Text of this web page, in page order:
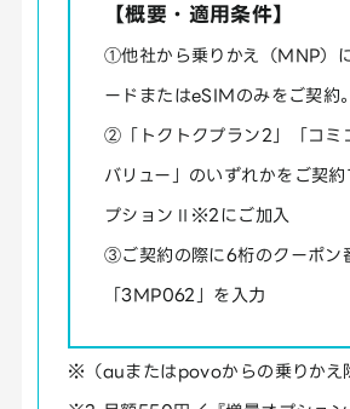
【概要・適用条件】
①他社から乗りかえ（MNP）
ードまたはeSIMのみをご契
②「トクトクプラン2」「コミ
バリュー」のいずれかをご契約
プションⅡ※2にご加入
③ご契約の際に6桁のクーポン
「3MP062」を入力
※（auまたはpovoからの乗りかえ